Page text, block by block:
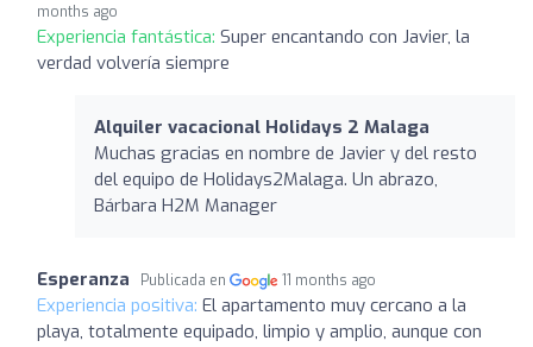
months ago
Experiencia fantástica: Super encantando con Javier, la
verdad volvería siempre
Alquiler vacacional Holidays 2 Malaga
Muchas gracias en nombre de Javier y del resto
del equipo de Holidays2Malaga. Un abrazo,
Bárbara H2M Manager
Esperanza Publicada en 11 months ago
Experiencia positiva: El apartamento muy cercano a la
playa, totalmente equipado, limpio y amplio, aunque con